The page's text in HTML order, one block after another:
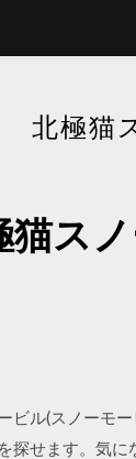
北極猫
猫ス
ビル(スノーモ
探せます。気